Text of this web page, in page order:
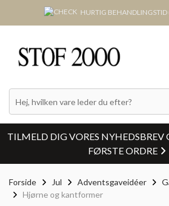
HURTIG
TILMELD DIG VORES NYHEDSBREV
FØRSTE ORDRE
Forside Jul Adventsgaveidéer
Hjørne og kantformer